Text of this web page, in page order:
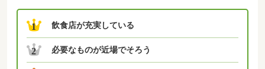
1 飲食店が充実している
2 必要なものが近場でそろう